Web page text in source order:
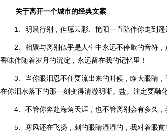
关于离开一个城市的经典文案
1、明晨行别，但愿云彩、艳阳一直陪伴你走到
2、相聚与离别似乎是人生中永远不停歇的音符
香味伴随着岁月的沉淀，永远留在我的记忆里！
3、当你眼泪忍不住要流出来的时候，睁大眼睛
在你泪水落下的那一刻变得清澈明晰。盐。注定要融
4、不管你奔赴海角天涯，也不管离别会有多久，
5、寒风还在飞扬，刺的眼睛湿湿的，我对着眼